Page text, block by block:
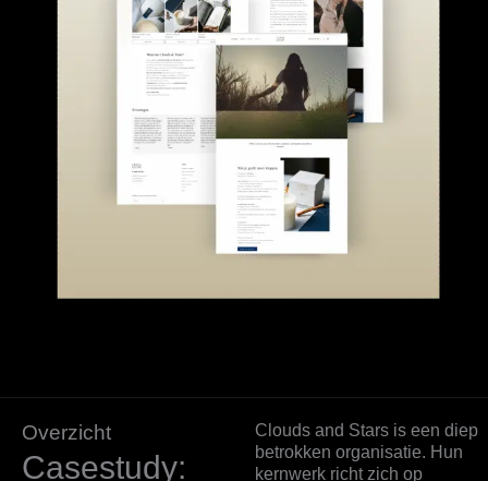
Overzicht
Casestudy:
Clouds and Stars is een diep
betrokken organisatie. Hun
kernwerk richt zich op